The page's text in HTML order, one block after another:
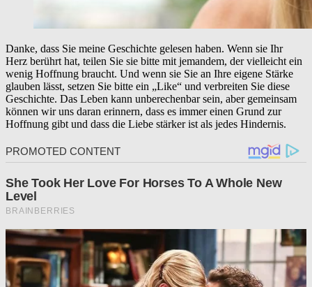
Danke, dass Sie meine Geschichte gelesen haben. Wenn sie Ihr
Herz berührt hat, teilen Sie sie bitte mit jemandem, der vielleicht ein
wenig Hoffnung braucht. Und wenn sie Sie an Ihre eigene Stärke
glauben lässt, setzen Sie bitte ein „Like“ und verbreiten Sie diese
Geschichte. Das Leben kann unberechenbar sein, aber gemeinsam
können wir uns daran erinnern, dass es immer einen Grund zur
Hoffnung gibt und dass die Liebe stärker ist als jedes Hindernis.